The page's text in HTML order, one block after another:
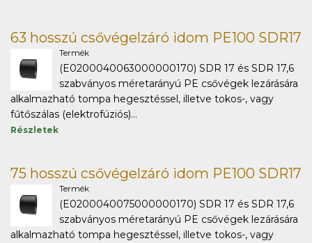
63 hosszú csővégelzáró idom PE100 SDR17
Termék
(E0200040063000000170) SDR 17 és SDR 17,6
szabványos méretarányú PE csővégek lezárására
alkalmazható tompa hegesztéssel, illetve tokos-, vagy
fűtőszálas (elektrofúziós)...
Részletek
75 hosszú csővégelzáró idom PE100 SDR17
Termék
(E0200040075000000170) SDR 17 és SDR 17,6
szabványos méretarányú PE csővégek lezárására
alkalmazható tompa hegesztéssel, illetve tokos-, vagy